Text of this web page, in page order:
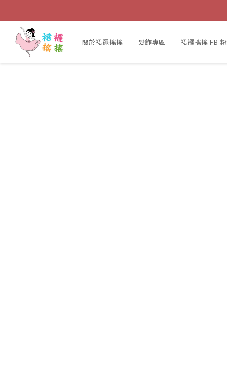
關於裙襬搖搖 髮飾專區 裙襬搖搖 FB